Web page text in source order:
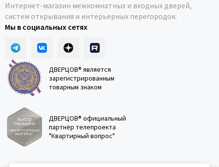
Интернет-магазин межкомнатных и входных дверей,
систем открывания и интерьерных перегородок.
Мы в социальных сетях
ДВЕРЦОВ® является
зарегистрированным
товарным знаком
ДВЕРЦОВ® официальный
партнёр телепроекта
"Квартирный вопрос"